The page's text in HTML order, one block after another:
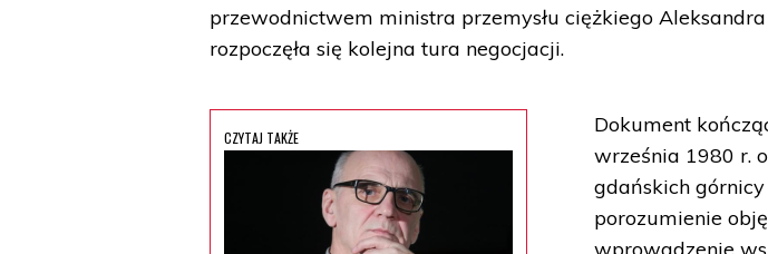
przewodnictwem ministra przemysłu ciężkiego
rozpoczęła się kolejna tura negocjacji.
CZYTAJ TAKŻE
Dokument
września 1980 r.
gdańskich
porozumienie